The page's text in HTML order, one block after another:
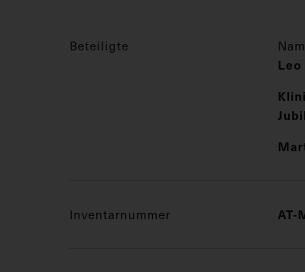
Beteiligte
Leo
Inventarnummer AT-